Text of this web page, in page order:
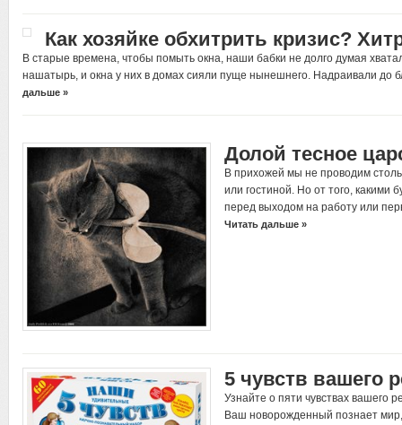
Как хозяйке обхитрить кризис?
В старые времена, чтобы помыть окна, наши бабки не долго думая
нашатырь, и окна у них в домах сияли пуще нынешнего. Надраивали до
дальше »
Долой тесное
В прихожей мы не проводим
или гостиной. Но от того, какими
перед выходом на работу или
Читать дальше »
5 чувств вашего
Узнайте о пяти чувствах вашего
Ваш новорожденный познает мир,